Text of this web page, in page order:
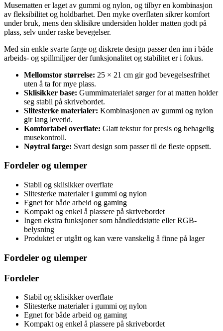
Musematten er laget av gummi og nylon, og tilbyr en kombinasjon
av fleksibilitet og holdbarhet. Den myke overflaten sikrer komfort
under bruk, mens den sklisikre undersiden holder matten godt på
plass, selv under raske bevegelser.
Med sin enkle svarte farge og diskrete design passer den inn i både
arbeids- og spillmiljøer der funksjonalitet og stabilitet er i fokus.
Mellomstor størrelse: 25 × 21 cm gir god bevegelsesfrihet
uten å ta for mye plass.
Sklisikker base: Gummimaterialet sørger for at matten holder
seg stabil på skrivebordet.
Slitesterke materialer: Kombinasjonen av gummi og nylon
gir lang levetid.
Komfortabel overflate: Glatt tekstur for presis og behagelig
musekontroll.
Nøytral farge: Svart design som passer til de fleste oppsett.
Fordeler og ulemper
Stabil og sklisikker overflate
Slitesterke materialer i gummi og nylon
Egnet for både arbeid og gaming
Kompakt og enkel å plassere på skrivebordet
Ingen ekstra funksjoner som håndleddstøtte eller RGB-
belysning
Produktet er utgått og kan være vanskelig å finne på lager
Fordeler og ulemper
Fordeler
Stabil og sklisikker overflate
Slitesterke materialer i gummi og nylon
Egnet for både arbeid og gaming
Kompakt og enkel å plassere på skrivebordet